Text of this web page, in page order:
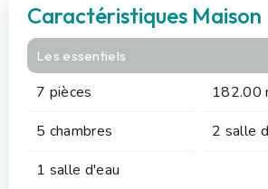
Caractéristiques Maison
Les essentiels
7 pièces
182.00
5 chambres
2 salle
1 salle d'eau